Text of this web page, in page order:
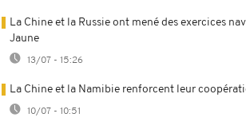
La Chine et la Russie ont mené des exercices
Jaune
13/07 - 15:26
La Chine et la Namibie renforcent leur
10/07 - 10:51